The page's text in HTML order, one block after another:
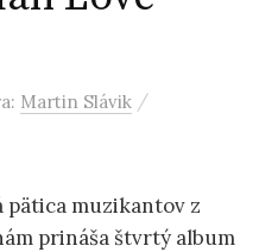
Martin Slávik /
pätica muzikantov z
prináša štvrtý album